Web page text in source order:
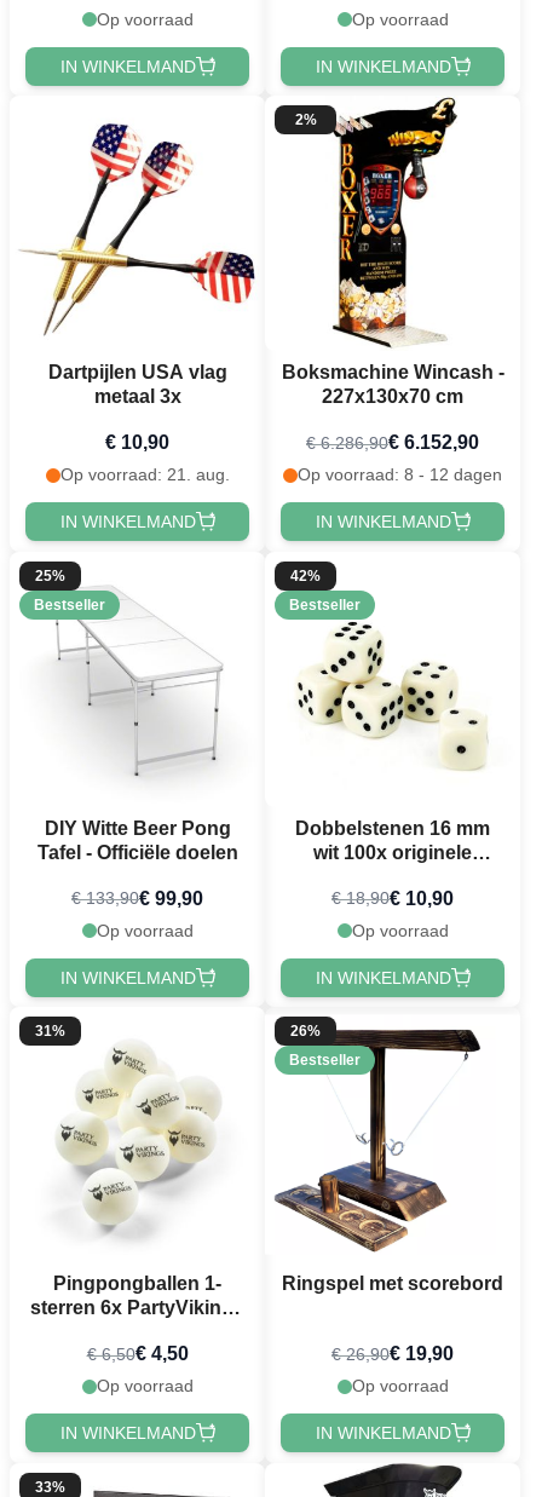
Op voorraad
IN WINKELMAND
Op voorraad
IN WINKELMAND
Dartpijlen USA vlag
metaal 3x
€ 10,90
Op voorraad: 21. aug.
IN WINKELMAND
2%
Boksmachine Wincash -
227x130x70 cm
€ 6.286,90€ 6.152,90
Op voorraad: 8 - 12 dagen
IN WINKELMAND
25%
Bestseller
DIY Witte Beer Pong
Tafel - Officiële doelen
€ 133,90€ 99,90
Op voorraad
IN WINKELMAND
42%
Bestseller
Dobbelstenen 16 mm
wit 100x originele
€ 18,90€ 10,90
Op voorraad
IN WINKELMAND
31%
Pingpongballen 1-
sterren 6x PartyVikings
€ 6,50€ 4,50
Op voorraad
IN WINKELMAND
26%
Bestseller
Ringspel met scorebord
€ 26,90€ 19,90
Op voorraad
IN WINKELMAND
33%